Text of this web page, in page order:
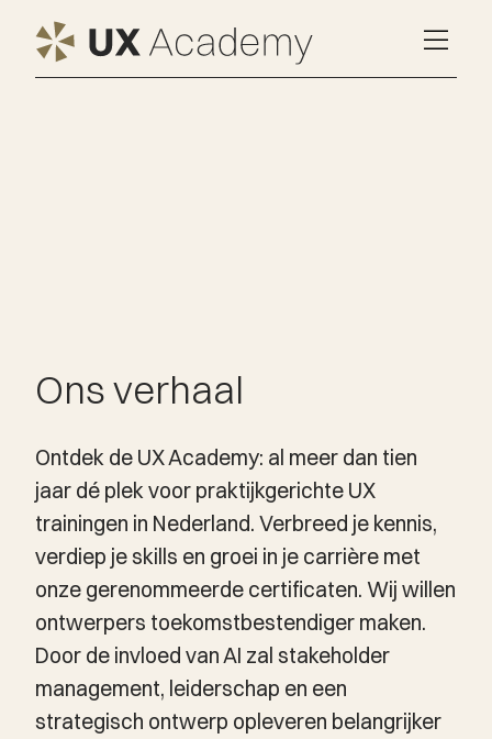
Ons verhaal
Ontdek de UX Academy: al meer dan tien
jaar dé plek voor praktijkgerichte UX
trainingen in Nederland. Verbreed je kennis,
verdiep je skills en groei in je carrière met
onze gerenommeerde certificaten. Wij willen
ontwerpers toekomstbestendiger maken.
Door de invloed van AI zal stakeholder
management, leiderschap en een
strategisch ontwerp opleveren belangrijker